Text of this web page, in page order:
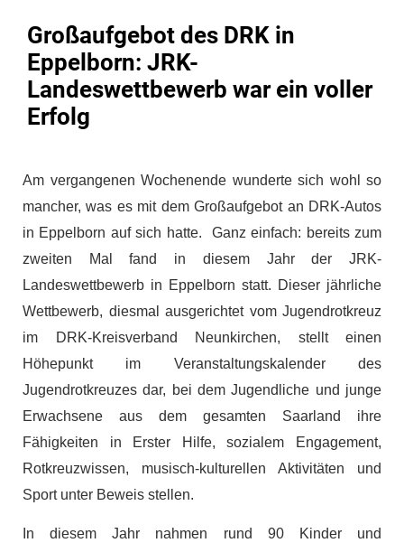
Großaufgebot des DRK in
Eppelborn: JRK-
Landeswettbewerb war ein voller
Erfolg
Am vergangenen Wochenende wunderte sich wohl so
mancher, was es mit dem Großaufgebot an DRK-Autos
in Eppelborn auf sich hatte. Ganz einfach: bereits zum
zweiten Mal fand in diesem Jahr der JRK-
Landeswettbewerb in Eppelborn statt. Dieser jährliche
Wettbewerb, diesmal ausgerichtet vom Jugendrotkreuz
im DRK-Kreisverband Neunkirchen, stellt einen
Höhepunkt im Veranstaltungskalender des
Jugendrotkreuzes dar, bei dem Jugendliche und junge
Erwachsene aus dem gesamten Saarland ihre
Fähigkeiten in Erster Hilfe, sozialem Engagement,
Rotkreuzwissen, musisch-kulturellen Aktivitäten und
Sport unter Beweis stellen.
In diesem Jahr nahmen rund 90 Kinder und